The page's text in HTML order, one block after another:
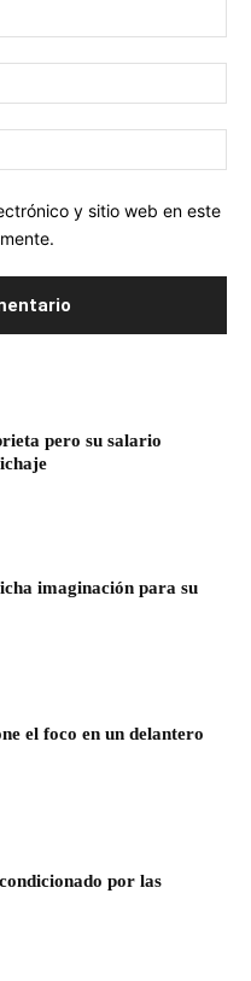
y sitio web en este
pero su salario
imaginación para su
el foco en un delantero
por las